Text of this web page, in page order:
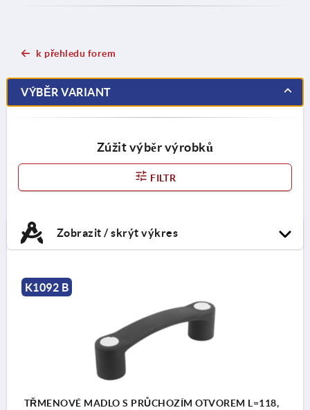
k přehledu forem
VÝBĚR VARIANT
Zúžit výběr výrobků
FILTR
Zobrazit / skrýt výkres
K1092 B
TŘMENOVÉ MADLO S PRŮCHOZÍM OTVOREM L=118,